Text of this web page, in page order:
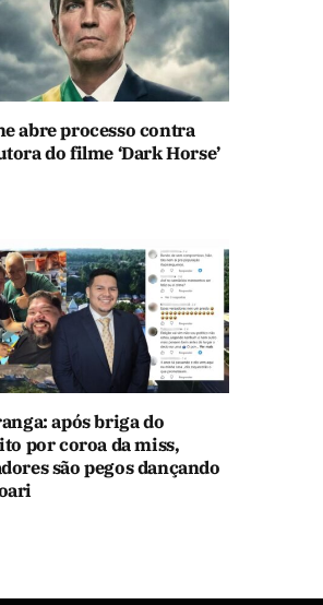
abre processo contra
do filme ‘Dark Horse’
após briga do
por coroa da miss,
são pegos dançando